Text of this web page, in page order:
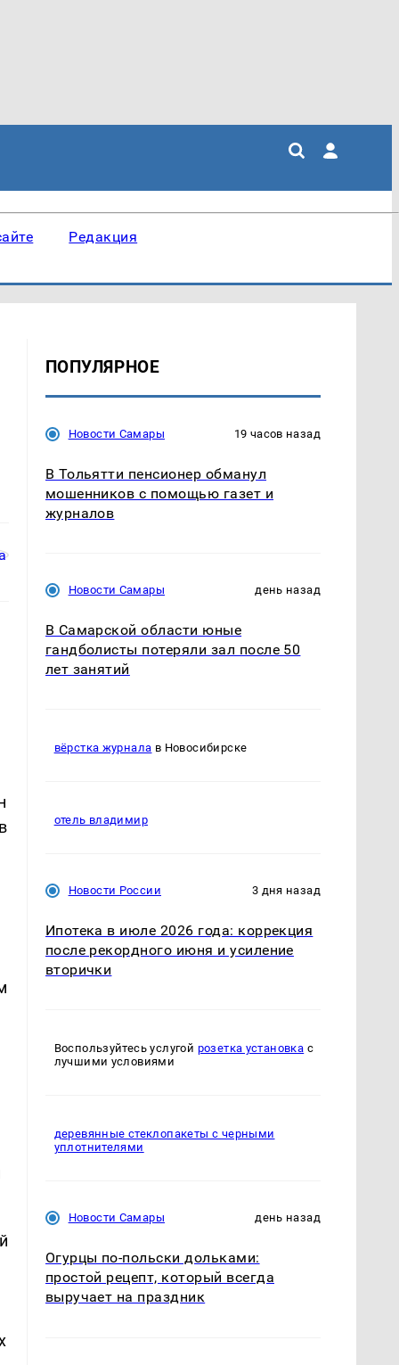
Редакция
ПОПУЛЯРНОЕ
Новости Самары 19 часов назад
В Тольятти пенсионер обманул
мошенников с помощью газет и
журналов
Новости Самары день назад
В Самарской области юные
гандболисты потеряли зал после 50
лет занятий
вёрстка журнала в Новосибирске
отель владимир
Новости России 3 дня назад
Ипотека в июле 2026 года: коррекция
после рекордного июня и усиление
вторички
Воспользуйтесь услугой розетка установка с
лучшими условиями
деревянные стеклопакеты с черными
уплотнителями
Новости Самары день назад
Огурцы по‑польски дольками:
простой рецепт, который всегда
выручает на праздник